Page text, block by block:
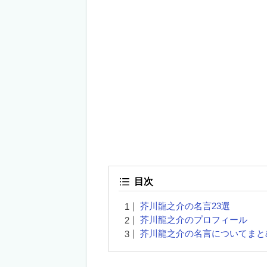
目次
芥川龍之介の名言23選
芥川龍之介のプロフィール
芥川龍之介の名言についてまと